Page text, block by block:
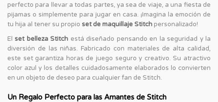
perfecto para llevar a todas partes, ya sea de viaje, a una fiesta de
pijamas o simplemente para jugar en casa. ¡Imagina la emoción de
tu hija al tener su propio set de maquillaje Stitch personalizado!
El set belleza Stitch está diseñado pensando en la seguridad y la
diversión de las niñas. Fabricado con materiales de alta calidad,
este set garantiza horas de juego seguro y creativo. Su atractivo
color azul y los detalles cuidadosamente elaborados lo convierten
en un objeto de deseo para cualquier fan de Stitch.
Un Regalo Perfecto para las Amantes de Stitch